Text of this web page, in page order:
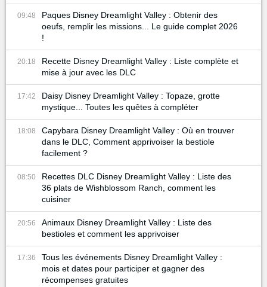
09:48
Paques Disney Dreamlight Valley : Obtenir des
oeufs, remplir les missions... Le guide complet 2026
!
20:18
Recette Disney Dreamlight Valley : Liste complète et
mise à jour avec les DLC
17:42
Daisy Disney Dreamlight Valley : Topaze, grotte
mystique... Toutes les quêtes à compléter
18:08
Capybara Disney Dreamlight Valley : Où en trouver
dans le DLC, Comment apprivoiser la bestiole
facilement ?
08:50
Recettes DLC Disney Dreamlight Valley : Liste des
36 plats de Wishblossom Ranch, comment les
cuisiner
20:56
Animaux Disney Dreamlight Valley : Liste des
bestioles et comment les apprivoiser
17:36
Tous les événements Disney Dreamlight Valley :
mois et dates pour participer et gagner des
récompenses gratuites